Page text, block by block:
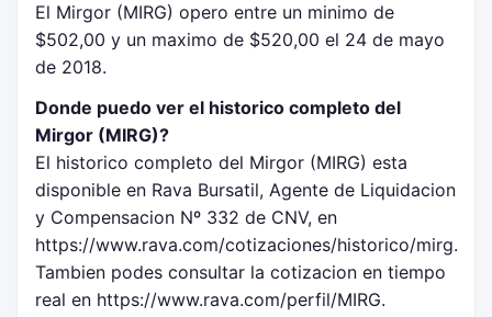
El Mirgor (MIRG) opero entre un minimo de
$502,00 y un maximo de $520,00 el 24 de mayo
de 2018.
Donde puedo ver el historico completo del
Mirgor (MIRG)?
El historico completo del Mirgor (MIRG) esta
disponible en Rava Bursatil, Agente de Liquidacion
y Compensacion Nº 332 de CNV, en
https://www.rava.com/cotizaciones/historico/mirg.
Tambien podes consultar la cotizacion en tiempo
real en https://www.rava.com/perfil/MIRG.